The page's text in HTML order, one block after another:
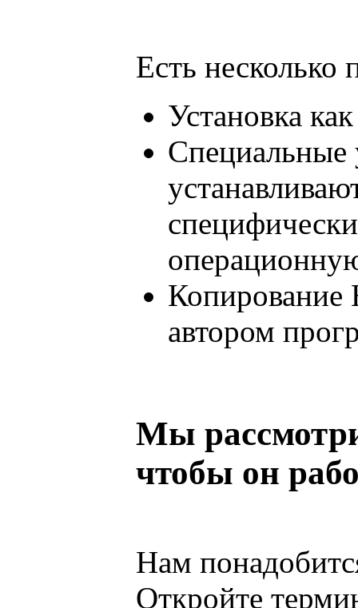
Есть
Установка
Специальные
Копирование
автором
Мы
чтобы он
Нам
Откройте